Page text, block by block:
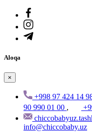
Aloqa
×
+998 97 424 14
90 990 01 00 ,
info@chiccobaby.uz